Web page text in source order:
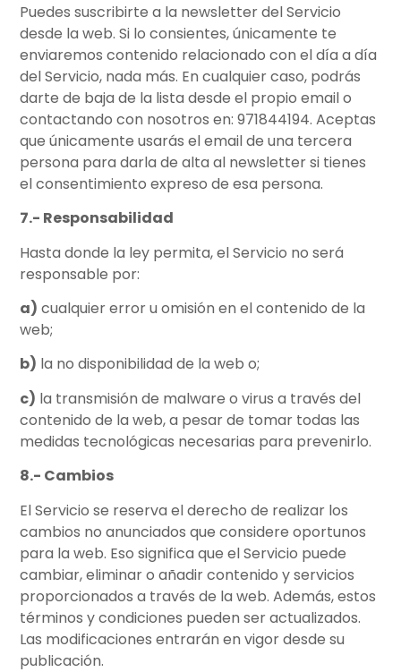
Puedes suscribirte a la newsletter del Servicio
desde la web. Si lo consientes, únicamente te
enviaremos contenido relacionado con el día a día
del Servicio, nada más. En cualquier caso, podrás
darte de baja de la lista desde el propio email o
contactando con nosotros en: 971844194. Aceptas
que únicamente usarás el email de una tercera
persona para darla de alta al newsletter si tienes
el consentimiento expreso de esa persona.
7.- Responsabilidad
Hasta donde la ley permita, el Servicio no será
responsable por:
a) cualquier error u omisión en el contenido de la
web;
b) la no disponibilidad de la web o;
c) la transmisión de malware o virus a través del
contenido de la web, a pesar de tomar todas las
medidas tecnológicas necesarias para prevenirlo.
8.- Cambios
El Servicio se reserva el derecho de realizar los
cambios no anunciados que considere oportunos
para la web. Eso significa que el Servicio puede
cambiar, eliminar o añadir contenido y servicios
proporcionados a través de la web. Además, estos
términos y condiciones pueden ser actualizados.
Las modificaciones entrarán en vigor desde su
publicación.